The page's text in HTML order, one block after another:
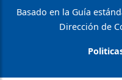
Basado en la Guía
Dirección de